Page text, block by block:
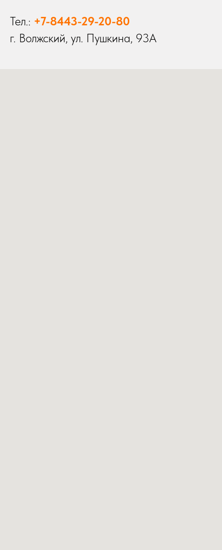
Тел.: +7-8443-29-20-80
г. Волжский, ул. Пушкина, 93А